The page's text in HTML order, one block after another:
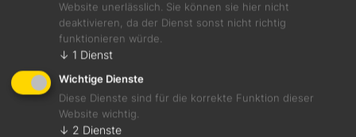
Biobrennerei Steiner
Mals, Italien
Website unerlässlich. Sie können sie hier nicht
deaktivieren, da der Dienst sonst nicht richtig
funktionieren würde.
↓ 1 Dienst
Wichtige Dienste
Diese Dienste sind für die korrekte Funktion dieser
Website wichtig.
↓ 2 Dienste